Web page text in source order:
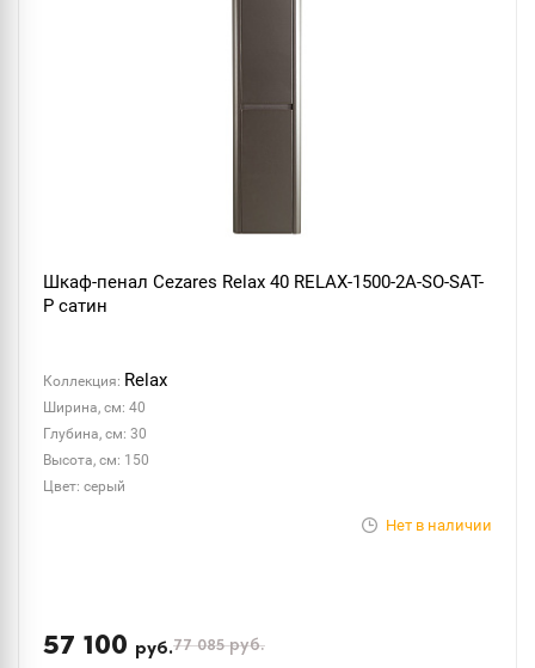
Шкаф-пенал Cezares Relax 40 RELAX-1500-2A-SO-SAT-
P сатин
Коллекция: Relax
Ширина, см: 40
Глубина, см: 30
Высота, см: 150
Цвет: серый
Нет в наличии
57 100 руб.77 085руб.